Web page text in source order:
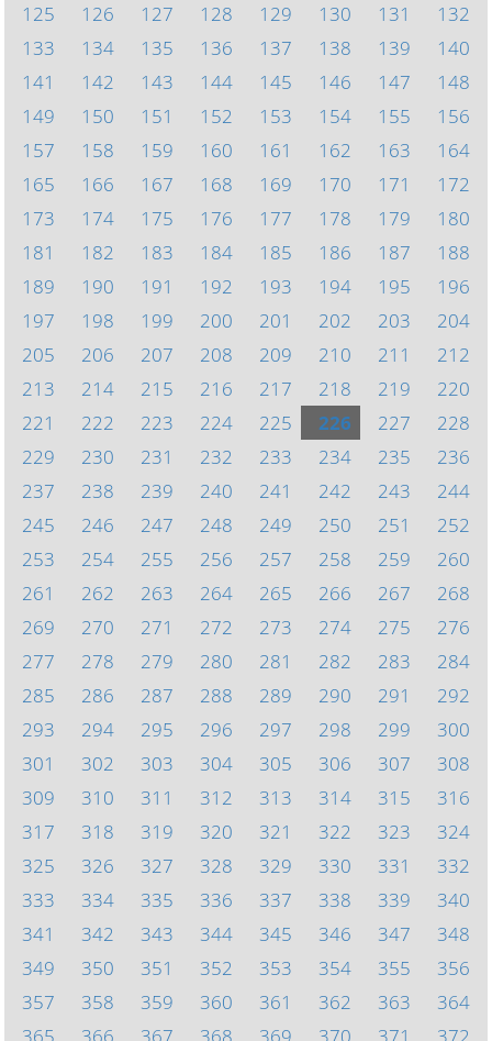
125
126 127 128 129 130 131
132
133
134 135 136 137 138 139
140
141
142 143 144 145 146 147
148
149
150 151 152 153 154 155
156
157
158 159 160 161 162 163
164
165
166 167 168 169 170 171
172
173
174 175 176 177 178 179
180
181
182 183 184 185 186 187
188
189
190 191 192 193 194 195
196
197
198 199 200 201 202 203
204
205
206 207 208 209 210 211
212
213
214 215 216 217 218 219
220
221
222 223 224 225 226 227
228
229
230 231 232 233 234 235
236
237
238 239 240 241 242 243
244
245
246 247 248 249 250 251
252
253
254 255 256 257 258 259
260
261
262 263 264 265 266 267
268
269
270 271 272 273 274 275
276
277
278 279 280 281 282 283
284
285
286 287 288 289 290 291
292
293
294 295 296 297 298 299
300
301
302 303 304 305 306 307
308
309
310 311 312 313 314 315
316
317
318 319 320 321 322 323
324
325
326 327 328 329 330 331
332
333
334 335 336 337 338 339
340
341
342 343 344 345 346 347
348
349
350 351 352 353 354 355
356
357
358 359 360 361 362 363
364